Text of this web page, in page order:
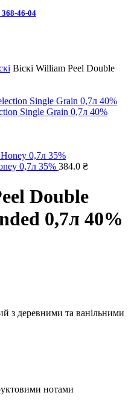
46-04
Віскі William Peel Double
Single Grain 0,7л 40%
0,7л 35% 384.0 ₴
Double
0,7л 40%
з деревними та ванільними
нотами